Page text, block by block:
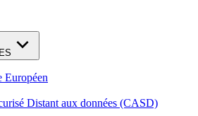
Européen
Distant aux données (CASD)